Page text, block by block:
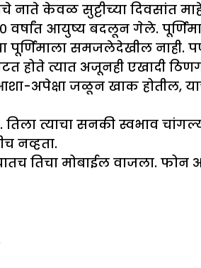
केवळ सुट्टीच्या दिवसांत
वर्षांत आयुष्य बदलून गेले.
पूर्णिमाला समजलेदेखील
त्यात अजूनही एखादी
अपेक्षा जळून खाक होतील,
त्याचा सनकी स्वभाव चांगल्या
नव्हता.
तिचा मोबाईल वाजला. फोन